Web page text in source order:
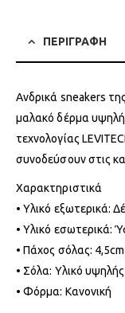
ΠΕΡΙΓΡΑΦΗ
Ανδρικά sneakers
μαλακό δέρμα
τεχνολογίας
συνοδεύσουν στις
Χαρακτηριστικά
• Υλικό εξωτερικά:
• Υλικό εσωτερικά:
• Πάχος σόλας: 4,5cm
• Σόλα: Υλικό
• Φόρμα: Κανονική